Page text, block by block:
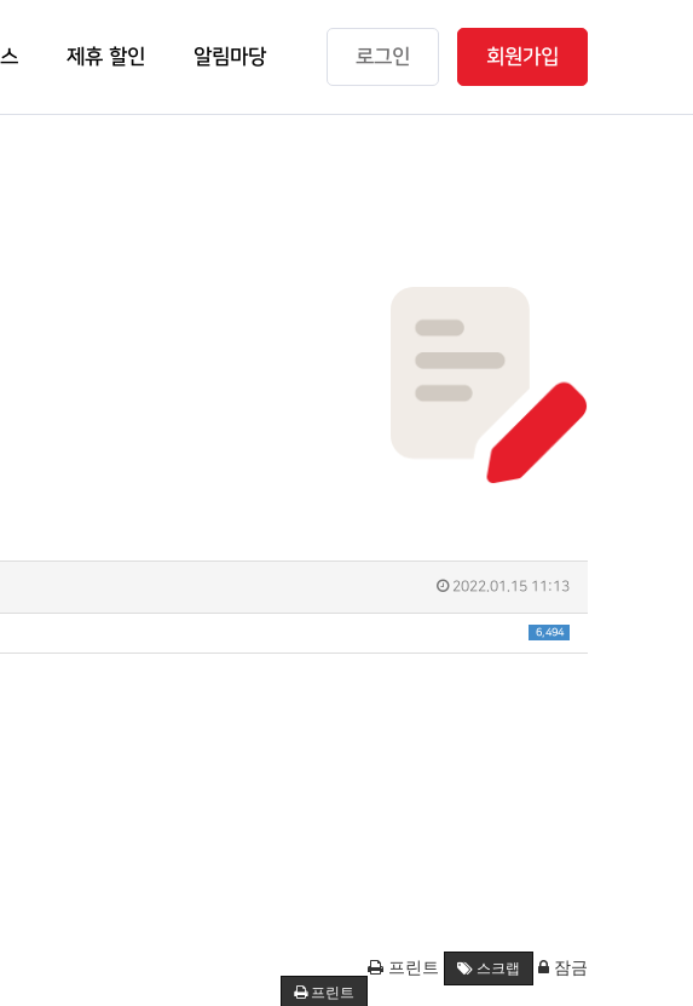
제휴 할인 알림마당 로그인 회원가입
2022.01.15 11:13
6,494
프린트 스크랩 잠금
프린트